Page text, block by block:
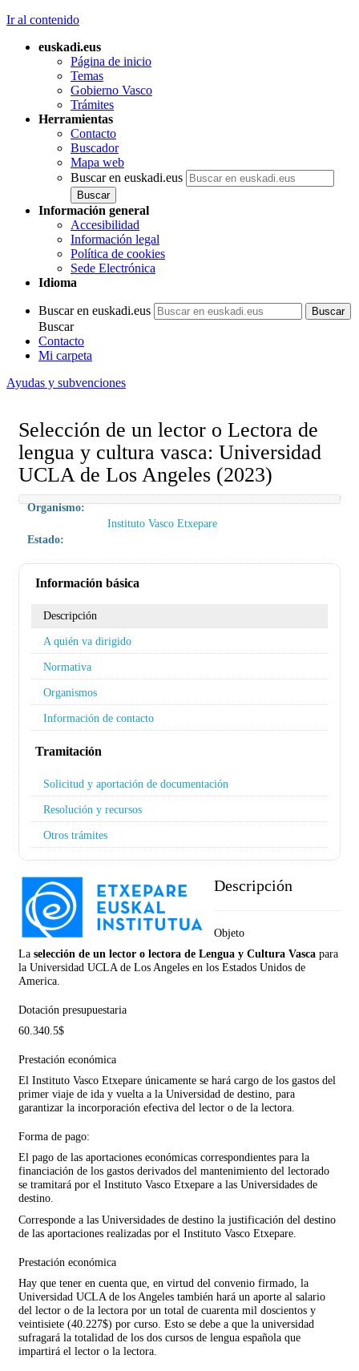
Ir al contenido
euskadi.eus
Página de inicio
Temas
Gobierno Vasco
Trámites
Herramientas
Contacto
Buscador
Mapa web
Buscar en euskadi.eus
Información general
Accesibilidad
Información legal
Política de cookies
Sede Electrónica
Idioma
Buscar en euskadi.eus
Buscar
Contacto
Mi carpeta
Ayudas y subvenciones
Selección de un lector o Lectora de
lengua y cultura vasca: Universidad
UCLA de Los Angeles (2023)
Organismo:
Instituto Vasco Etxepare
Estado:
Información básica
Descripción
A quién va dirigido
Normativa
Organismos
Información de contacto
Tramitación
Solicitud y aportación de documentación
Resolución y recursos
Otros trámites
Descripción
Objeto
La selección de un lector o lectora de Lengua y Cultura Vasca para
la Universidad UCLA de Los Angeles en los Estados Unidos de
America.
Dotación presupuestaria
60.340.5$
Prestación económica
El Instituto Vasco Etxepare únicamente se hará cargo de los gastos del
primer viaje de ida y vuelta a la Universidad de destino, para
garantizar la incorporación efectiva del lector o de la lectora.
Forma de pago:
El pago de las aportaciones económicas correspondientes para la
financiación de los gastos derivados del mantenimiento del lectorado
se tramitará por el Instituto Vasco Etxepare a las Universidades de
destino.
Corresponde a las Universidades de destino la justificación del destino
de las aportaciones realizadas por el Instituto Vasco Etxepare.
Prestación económica
Hay que tener en cuenta que, en virtud del convenio firmado, la
Universidad UCLA de los Angeles también hará un aporte al salario
del lector o de la lectora por un total de cuarenta mil doscientos y
veintisiete (40.227$) por curso. Esto se debe a que la universidad
sufragará la totalidad de los dos cursos de lengua española que
impartirá el lector o la lectora.